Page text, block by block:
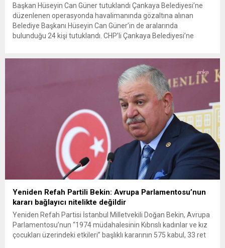
Başkan Hüseyin Can Güner tutuklandı Çankaya Belediyesi’ne
düzenlenen operasyonda havalimanında gözaltına alınan
Belediye Başkanı Hüseyin Can Güner’in de aralarında
bulunduğu 24 kişi tutuklandı. CHP’li Çankaya Belediyesi’ne
Güner’in de aralarında bulunduğu 24 kişi, sevk edildikleri
mahkemece tutuklanarak cezaevine...
Yeniden Refah Partili Bekin: Avrupa Parlamentosu’nun
kararı bağlayıcı nitelikte değildir
Yeniden Refah Partisi İstanbul Milletvekili Doğan Bekin, Avrupa
Parlamentosu’nun “1974 müdahalesinin Kıbrıslı kadınlar ve kız
çocukları üzerindeki etkileri” başlıklı kararının 575 kabul, 33 ret